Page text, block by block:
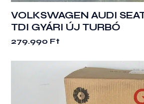
VOLKSWAGEN AUDI
TDI GYÁRI ÚJ TURBÓ
279.990 Ft